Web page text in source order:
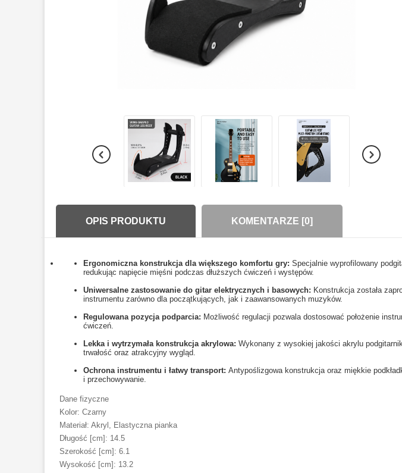
OPIS PRODUKTU KOMENTARZE [0]
Ergonomiczna konstrukcja dla większego komfortu gry: Specjalnie wyprofilowany
redukując napięcie mięśni podczas dłuższych ćwiczeń i występów.
Uniwersalne zastosowanie do gitar elektrycznych i basowych: Konstrukcja została
instrumentu zarówno dla początkujących, jak i zaawansowanych muzyków.
Regulowana pozycja podparcia: Możliwość regulacji pozwala dostosować położenie
ćwiczeń.
Lekka i wytrzymała konstrukcja akrylowa: Wykonany z wysokiej jakości akrylu
trwałość oraz atrakcyjny wygląd.
Ochrona instrumentu i łatwy transport: Antypoślizgowa konstrukcja oraz miękkie
i przechowywanie.
Dane fizyczne
Kolor: Czarny
Materiał: Akryl, Elastyczna pianka
Długość [cm]: 14.5
Szerokość [cm]: 6.1
Wysokość [cm]: 13.2